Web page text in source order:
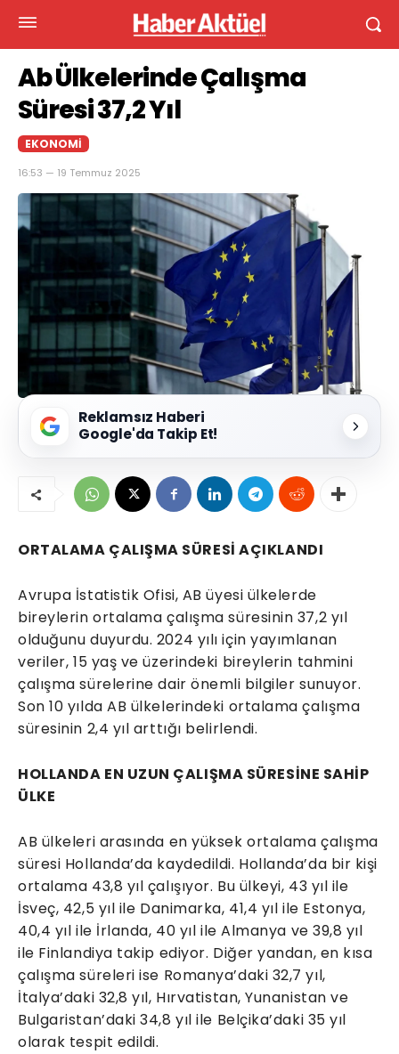
Ab Ülkelerinde Çalışma
Süresi 37,2 Yıl
EKONOMI
16:53 — 19 Temmuz 2025
Reklamsız Haberi
Google'da Takip Et!
ORTALAMA ÇALIŞMA SÜRESİ AÇIKLANDI
Avrupa İstatistik Ofisi, AB üyesi ülkelerde
bireylerin ortalama çalışma süresinin 37,2 yıl
olduğunu duyurdu. 2024 yılı için yayımlanan
veriler, 15 yaş ve üzerindeki bireylerin tahmini
çalışma sürelerine dair önemli bilgiler sunuyor.
Son 10 yılda AB ülkelerindeki ortalama çalışma
süresinin 2,4 yıl arttığı belirlendi.
HOLLANDA EN UZUN ÇALIŞMA SÜRESİNE SAHİP
ÜLKE
AB ülkeleri arasında en yüksek ortalama çalışma
süresi Hollanda’da kaydedildi. Hollanda’da bir kişi
ortalama 43,8 yıl çalışıyor. Bu ülkeyi, 43 yıl ile
İsveç, 42,5 yıl ile Danimarka, 41,4 yıl ile Estonya,
40,4 yıl ile İrlanda, 40 yıl ile Almanya ve 39,8 yıl
ile Finlandiya takip ediyor. Diğer yandan, en kısa
çalışma süreleri ise Romanya’daki 32,7 yıl,
İtalya’daki 32,8 yıl, Hırvatistan, Yunanistan ve
Bulgaristan’daki 34,8 yıl ile Belçika’daki 35 yıl
olarak tespit edildi.